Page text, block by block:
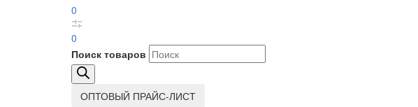
0
0
Поиск товаров
ОПТОВЫЙ ПРАЙС-ЛИСТ